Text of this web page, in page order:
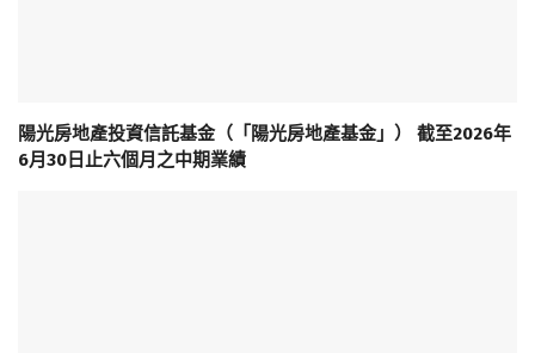
陽光房地產投資信託基金（「陽光房地產基金」） 截至2026年
6月30日止六個月之中期業績